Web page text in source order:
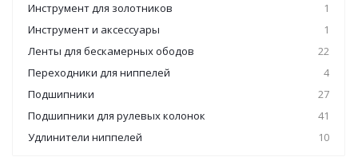
Инструмент для золотников
1
Инструмент и аксессуары
1
Ленты для бескамерных ободов
22
Переходники для ниппелей
4
Подшипники
27
Подшипники для рулевых колонок
41
Удлинители ниппелей
10